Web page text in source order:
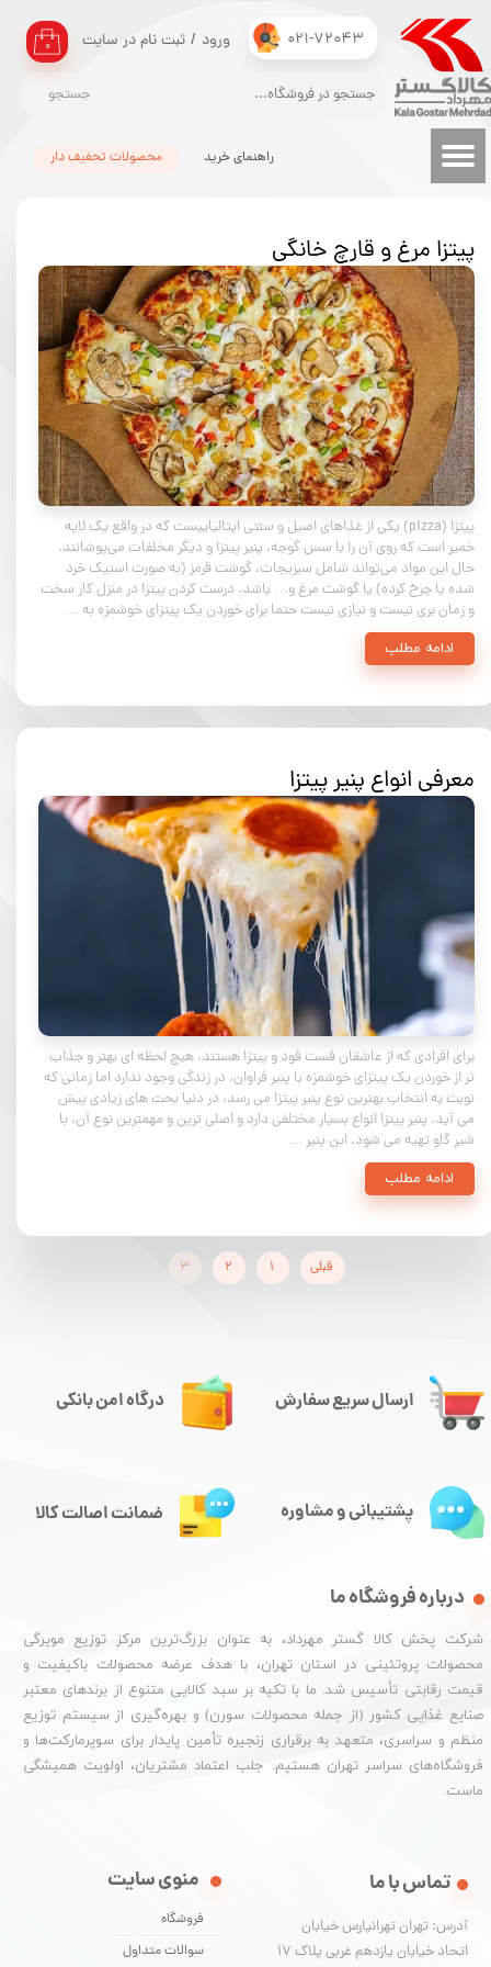
021-72043
جستجو
۰ ورود / ثبت نام در سایت
حساب کاربری من
تغییر گذر واژه
سفارشات
محصولات تحفیف دار راهنمای خرید
پیتزا مرغ و قارچ خانگی
پیتزا (pizza) یکی از غذاهای اصیل و سنتی ایتالیاییست که در واقع یک لایه
خمیر است که روی آن را با سس گوجه، پنیر پیتزا و دیگر مخلفات می‌پوشانند.
حال این مواد می‌تواند شامل سبزیجات، گوشت قرمز (به صورت استیک خرد
شده یا چرخ کرده) یا گوشت مرغ و… باشد. درست کردن پیتزا در منزل کار سخت
و زمان بری نیست و نیازی نیست حتما برای خوردن یک پیتزای خوشمزه به …
ادامه مطلب
معرفی انواع پنیر پیتزا
برای افرادی که از عاشقان فست فود و پیتزا هستند، هیچ لحظه ای بهتر و جذاب
تر از خوردن یک پیتزای خوشمزه با پنیر فراوان، در زندگی وجود ندارد اما زمانی که
نوبت به انتخاب بهترین نوع پنیر پیتزا می رسد، در دنیا بحث های زیادی پیش
می آید. پنیر پیتزا انواع بسیار مختلفی دارد و اصلی ترین و مهمترین نوع آن، با
شیر گاو تهیه می شود. این پنیر …
ادامه مطلب
قبلی ۱ ۲ ۳
ارسال سریع سفارش
درباره فروشگاه ما
شرکت پخش کالا گستر مهرداد، به عنوان بزرگ‌ترین مرکز توزیع مویرگی
محصولات پروتئینی در استان تهران، با هدف عرضه محصولات باکیفیت و
قیمت رقابتی تأسیس شد. ما با تکیه بر سبد کالایی متنوع از برندهای معتبر
صنایع غذایی کشور (از جمله محصولات سورن) و بهره‌گیری از سیستم توزیع
منظم و سراسری، متعهد به برقراری زنجیره تأمین پایدار برای سوپرمارکت‌ها و
فروشگاه‌های سراسر تهران هستیم. جلب اعتماد مشتریان، اولویت همیشگی
ماست.
منوی سایت
فروشگاه
سوالات متداول
تماس با ما
آدرس: تهران تهرانپارس خیابان
اتحاد خیابان یازدهم غربی پلاک ۱۷
درگاه امن بانکی
پشتیبانی و مشاوره ضمانت اصالت کالا